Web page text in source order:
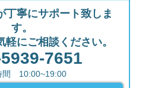
丁寧にサポート致しま
す。
軽にご相談ください。
7651
間 10:00~19:00